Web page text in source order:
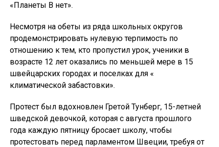
«Планеты В нет».
Несмотря на обеты из ряда школьных округов
продемонстрировать нулевую терпимость по
отношению к тем, кто пропустил урок, ученики в
возрасте 12 лет оказались по меньшей мере в 15
швейцарских городах и поселках для «
климатической забастовки».
Протест был вдохновлен Гретой Тунберг, 15-летней
шведской девочкой, которая с августа прошлого
года каждую пятницу бросает школу, чтобы
протестовать перед парламентом Швеции, требуя от